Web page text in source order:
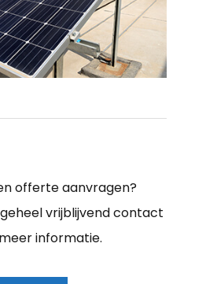
offerte aanvragen?
vrijblijvend contact
informatie.